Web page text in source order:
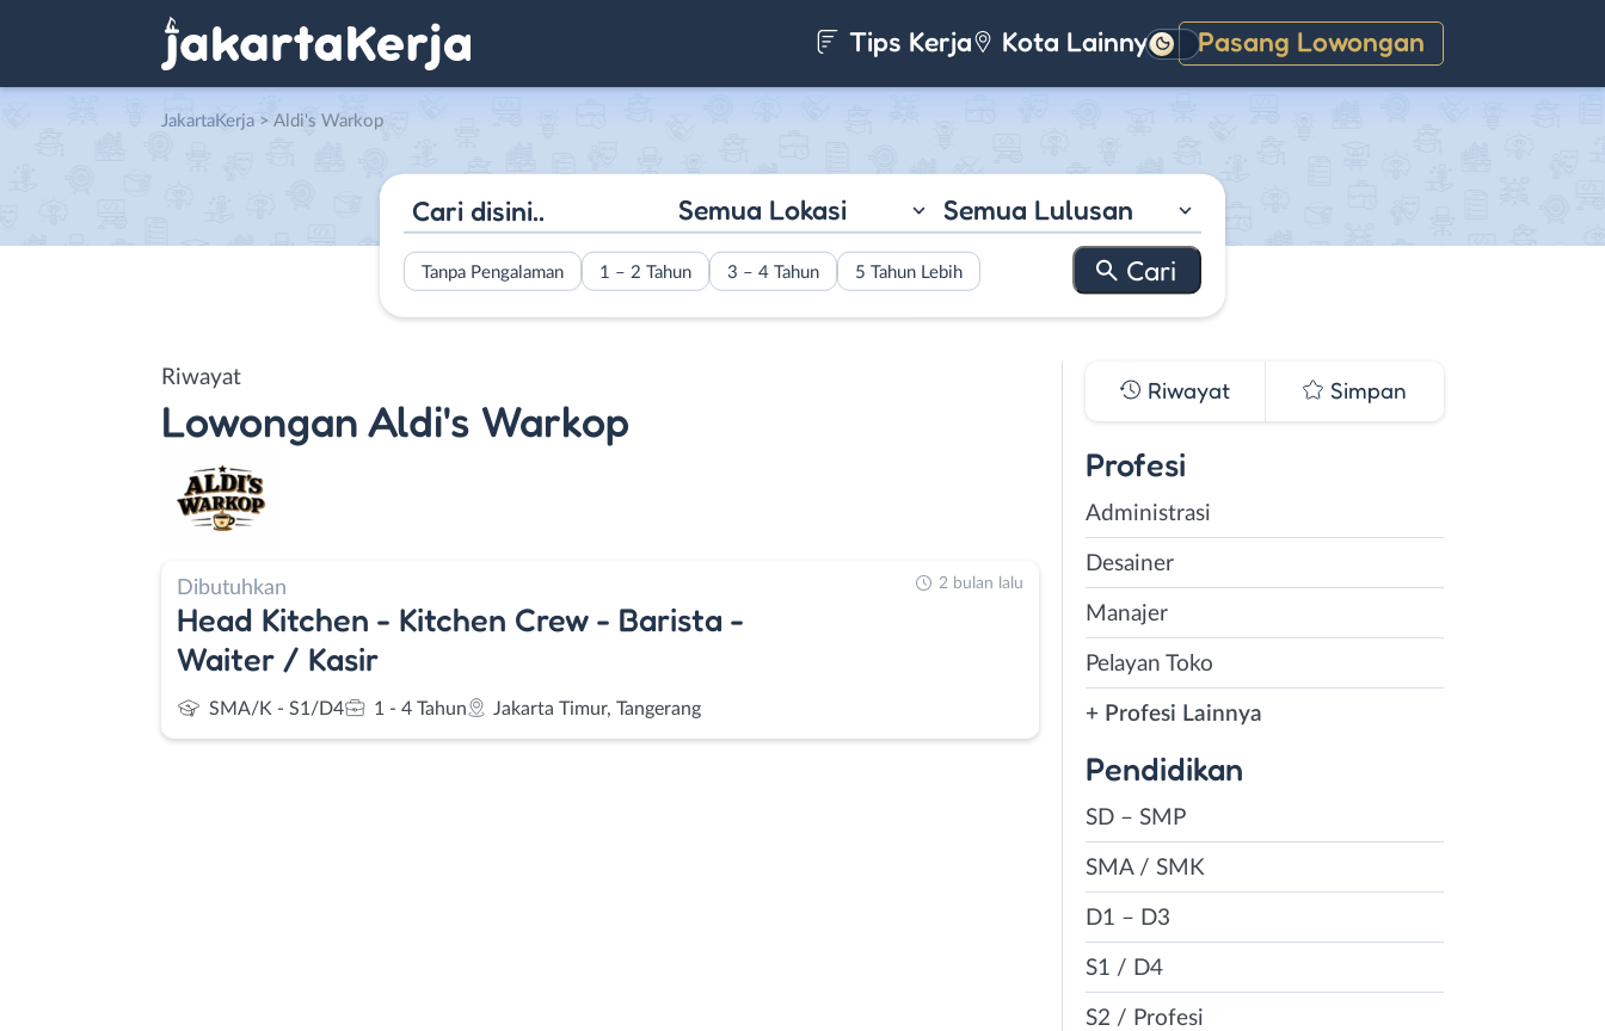
Tips Kerja Kota Lainnya Pasang Lowongan
Gelap
JakartaKerja > Aldi's Warkop
Semua Lokasi Semua Lulusan
Tanpa Pengalaman 1 – 2 Tahun 3 – 4 Tahun 5 Tahun Lebih
Riwayat
Lowongan Aldi's Warkop
Dibutuhkan
Head Kitchen - Kitchen Crew - Barista -
Waiter / Kasir
SMA/K - S1/D4 1 - 4 Tahun Jakarta Timur, Tangerang
2 bulan lalu
Riwayat Simpan
Profesi
Administrasi
Desainer
Manajer
Pelayan Toko
+ Profesi Lainnya
Pendidikan
SD – SMP
SMA / SMK
D1 – D3
S1 / D4
S2 / Profesi